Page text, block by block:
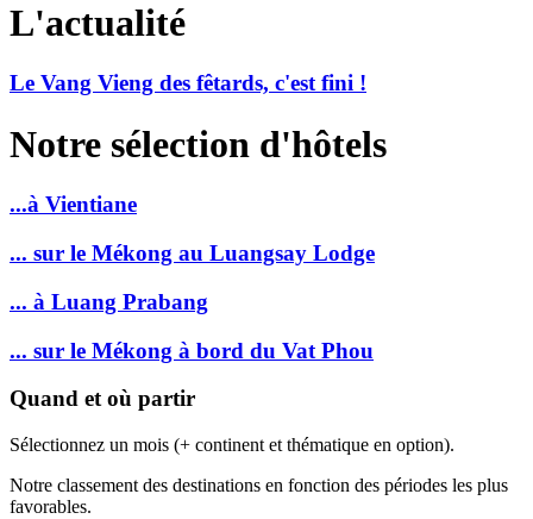
L'actualité
Le Vang Vieng des fêtards, c'est fini !
Notre sélection d'hôtels
...à Vientiane
... sur le Mékong au Luangsay Lodge
... à Luang Prabang
... sur le Mékong à bord du Vat Phou
Quand et où partir
Sélectionnez un mois (+ continent et thématique en option).
Notre classement des destinations en fonction des périodes les plus
favorables.